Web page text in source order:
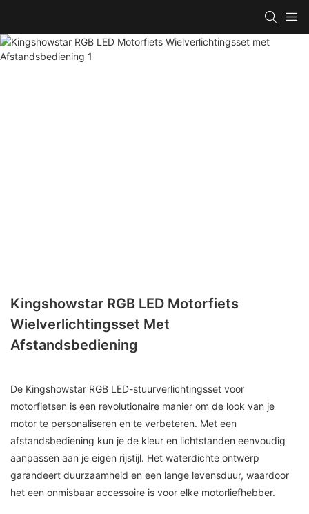
Kingshowstar RGB LED Motorfiets
Wielverlichtingsset Met
Afstandsbediening
De Kingshowstar RGB LED-stuurverlichtingsset voor
motorfietsen is een revolutionaire manier om de look van je
motor te personaliseren en te verbeteren. Met een
afstandsbediening kun je de kleur en lichtstanden eenvoudig
aanpassen aan je eigen rijstijl. Het waterdichte ontwerp
garandeert duurzaamheid en een lange levensduur, waardoor
het een onmisbaar accessoire is voor elke motorliefhebber.